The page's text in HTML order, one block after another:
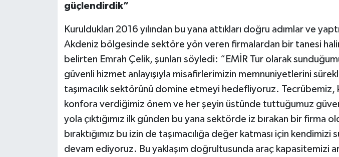
güçlendirdik”
Kuruldukları 2016 yılından bu yana attıkları doğru adımlar ve
Akdeniz bölgesinde sektöre yön veren firmalardan bir tanesi
belirten Emrah Çelik, şunları söyledi: “EMİR Tur olarak
güvenli hizmet anlayışıyla misafirlerimizin memnuniyetlerini sürekli
taşımacılık sektörünü domine etmeyi hedefliyoruz. Tecrübemiz,
konfora verdiğimiz önem ve her şeyin üstünde tuttuğumuz
yola çıktığımız ilk günden bu yana sektörde iz bırakan bir firma
bıraktığımız bu izin de taşımacılığa değer katması için
devam ediyoruz. Bu yaklaşım doğrultusunda araç kapasitemizi